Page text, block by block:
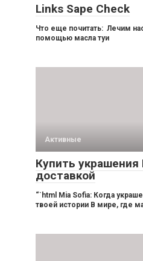
Links Sape Check
Что еще почитать: Лечим
помощью масла туи
Активные
Купить украшения
доставкой
“`html Mia Sofia: Когда
твоей истории В мире, где